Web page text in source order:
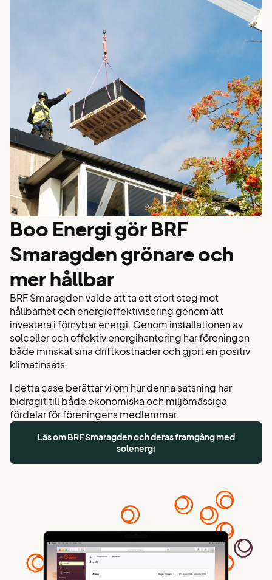
Boo Energi gör BRF
Smaragden grönare och
mer hållbar​
BRF Smaragden valde att ta ett stort steg mot
hållbarhet och energieffektivisering genom att
investera i förnybar energi. Genom installationen av
solceller och effektiv energihantering har föreningen
både minskat sina driftkostnader och gjort en positiv
klimatinsats.
I detta case berättar vi om hur denna satsning har
bidragit till både ekonomiska och miljömässiga
fördelar för föreningens medlemmar.
Läs om BRF Smaragden och deras framgång med
solenergi